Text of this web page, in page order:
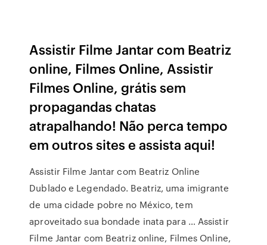
Assistir Filme Jantar com Beatriz
online, Filmes Online, Assistir
Filmes Online, grátis sem
propagandas chatas
atrapalhando! Não perca tempo
em outros sites e assista aqui!
Assistir Filme Jantar com Beatriz Online
Dublado e Legendado. Beatriz, uma imigrante
de uma cidade pobre no México, tem
aproveitado sua bondade inata para … Assistir
Filme Jantar com Beatriz online, Filmes Online,